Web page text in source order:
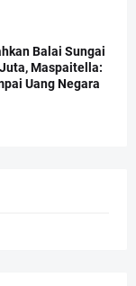
Balai Sungai
Maspaitella:
Uang Negara